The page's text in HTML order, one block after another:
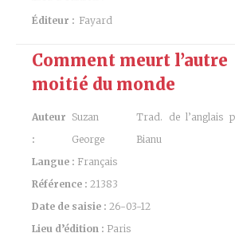
Éditeur : Fayard
Comment meurt l’autre
moitié du monde
Auteur
:
Suzan
George
Trad. de l’anglais
Bianu
Langue : Français
Référence : 21383
Date de saisie : 26-03-12
Lieu d’édition : Paris